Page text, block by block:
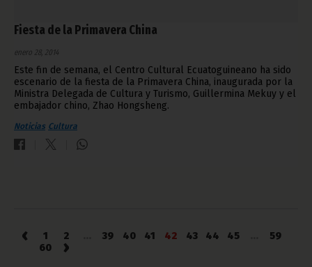
Fiesta de la Primavera China
enero 28, 2014
Este fin de semana, el Centro Cultural Ecuatoguineano ha sido
escenario de la fiesta de la Primavera China, inaugurada por la
Ministra Delegada de Cultura y Turismo, Guillermina Mekuy y el
embajador chino, Zhao Hongsheng.
Noticias Cultura
‹ 1 2 39 40 41 42 43 44 45
59
60
›